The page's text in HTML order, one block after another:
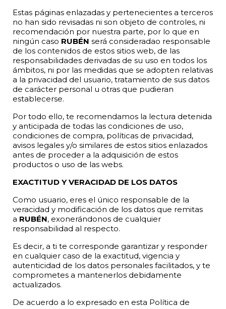
Estas páginas enlazadas y pertenecientes a terceros
no han sido revisadas ni son objeto de controles, ni
recomendación por nuestra parte, por lo que en
ningún caso RUBÉN será consideradao responsable
de los contenidos de estos sitios web, de las
responsabilidades derivadas de su uso en todos los
ámbitos, ni por las medidas que se adopten relativas
a la privacidad del usuario, tratamiento de sus datos
de carácter personal u otras que pudieran
establecerse.
Por todo ello, te recomendamos la lectura detenida
y anticipada de todas las condiciones de uso,
condiciones de compra, políticas de privacidad,
avisos legales y/o similares de estos sitios enlazados
antes de proceder a la adquisición de estos
productos o uso de las webs.
EXACTITUD Y VERACIDAD DE LOS DATOS
Como usuario, eres el único responsable de la
veracidad y modificación de los datos que remitas
a RUBÉN, exonerándonos de cualquier
responsabilidad al respecto.
Es decir, a ti te corresponde garantizar y responder
en cualquier caso de la exactitud, vigencia y
autenticidad de los datos personales facilitados, y te
comprometes a mantenerlos debidamente
actualizados.
De acuerdo a lo expresado en esta Política de